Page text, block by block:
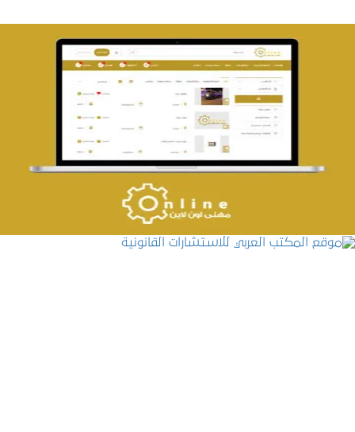
تصميم حراج مهنى
التفاصيل